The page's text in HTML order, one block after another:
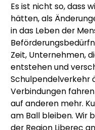
Es ist nicht so, dass
hätten, als
in das Leben der
Zeit, Unternehmen,
entstehen und
Schulpendelverkehr
Verbindungen
auf anderen mehr.
am Ball bleiben. Wir